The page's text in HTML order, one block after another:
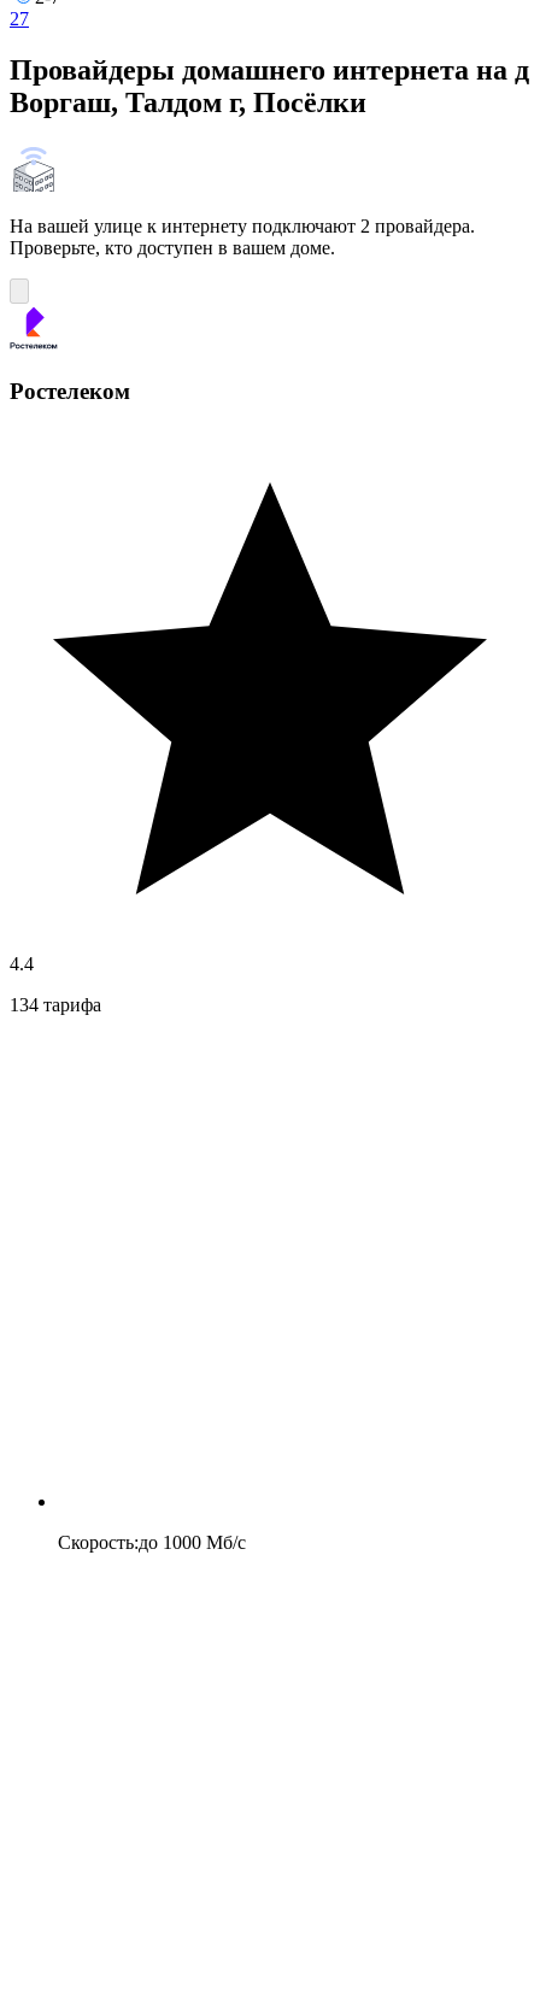
27
Провайдеры домашнего интернета на д
Воргаш, Талдом г, Посёлки
На вашей улице к интернету подключают 2 провайдера.
Проверьте, кто доступен в вашем доме.
Ростелеком
4.4
134 тарифа
Скорость:до 1000 Мб/c